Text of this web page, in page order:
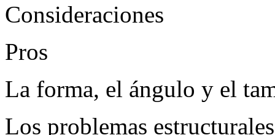
Consideraciones
Pros
La forma, el ángulo y el
Los problemas